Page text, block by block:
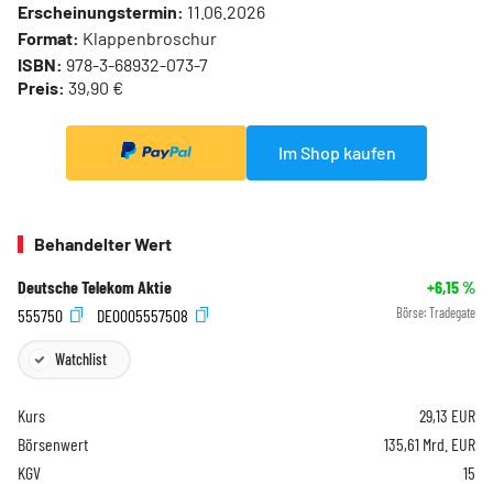
Erscheinungstermin: 11.06.2026
Format: Klappenbroschur
ISBN: 978-3-68932-073-7
Preis: 39,90 €
Im Shop kaufen
Behandelter Wert
Deutsche Telekom Aktie +6,15%
555750
DE0005557508 Börse: Tradegate
Watchlist
Kurs 29,13 EUR
Börsenwert
135,61 Mrd. EUR
KGV
15